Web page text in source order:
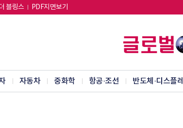
블링스 PDF지면보기
자동차 중화학 항공·조선 반도체·디스플